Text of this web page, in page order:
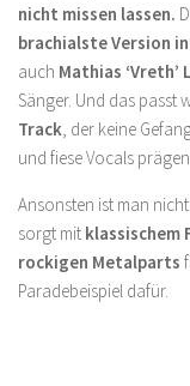
nicht missen lassen.
brachialste Version
auch Mathias ‘Vreth’
Sänger. Und das passt
Track, der keine
und fiese Vocals
Ansonsten ist man
sorgt mit klassischem
rockigen Metalparts
Paradebeispiel dafür.